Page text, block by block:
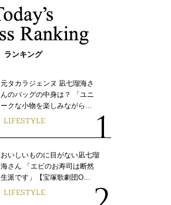
ランキング
元タカラジェンヌ 凪七瑠海さ
んのバッグの中身は？ 「ユニ
ークな小物を楽しみながら…
LIFESTYLE
おいしいものに目がない凪七瑠
海さん 「エビのお寿司は断然
生派です」【宝塚歌劇団O…
LIFESTYLE